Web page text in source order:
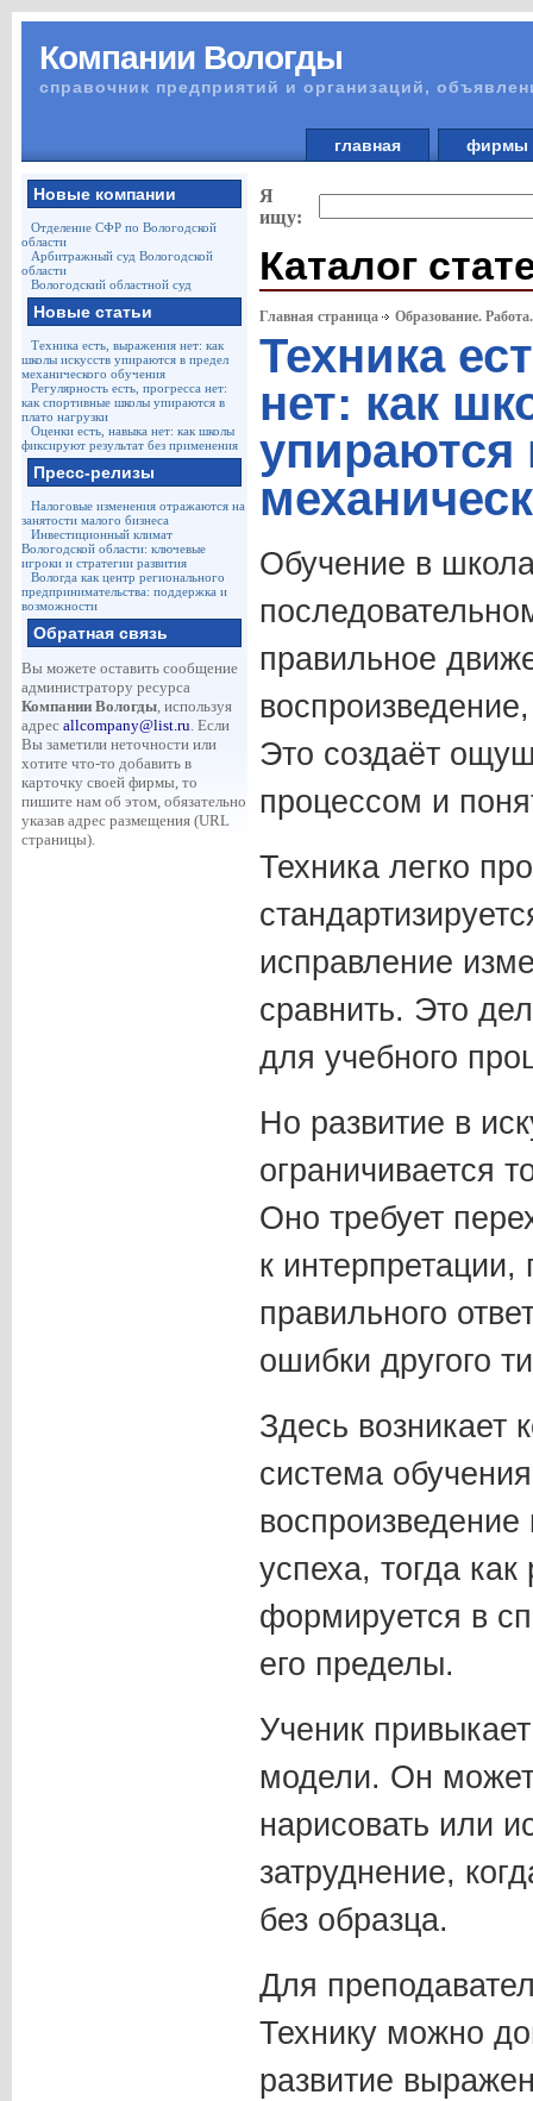
Компании Вологды
справочник предприятий и организаций,
главная
Новые компании
Отделение СФР по Вологодской
области
Арбитражный суд Вологодской
области
Вологодский областной суд
Новые статьи
Техника есть, выражения нет: как
школы искусств упираются в предел
механического обучения
Регулярность есть, прогресса нет:
как спортивные школы упираются в
плато нагрузки
Оценки есть, навыка нет: как школы
фиксируют результат без применения
Пресс-релизы
Налоговые изменения отражаются на
занятости малого бизнеса
Инвестиционный климат
Вологодской области: ключевые
игроки и стратегии развития
Вологда как центр регионального
предпринимательства: поддержка и
возможности
Обратная связь
Вы можете оставить сообщение
администратору ресурса
Компании Вологды, используя
адрес allcompany@list.ru. Если
Вы заметили неточности или
хотите что-то добавить в
карточку своей фирмы, то
пишите нам об этом, обязательно
указав адрес размещения (URL
страницы).
Я
ищу:
Каталог
Главная страница Образование.
Техника
нет: как
упираются
Обучение в
правильное
Это создаёт
процессом и
Техника легко
исправление
сравнить. Это
для учебного
Но развитие в
ограничивается
Оно требует
к интерпретации,
правильного
ошибки другого
Здесь возникает
система
воспроизведение
успеха, тогда
формируется в
его пределы.
Ученик
модели. Он может
нарисовать или
затруднение,
без образца.
Для
Технику можно
развитие